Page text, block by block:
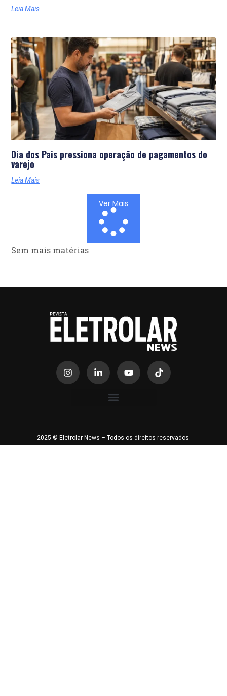
Leia Mais
Dia dos Pais pressiona operação de pagamentos do
varejo
Leia Mais
Ver Mais
Sem mais matérias
2025 © Eletrolar News – Todos os direitos reservados.